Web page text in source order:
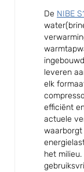
De NIBE
leveren
elk
efficiënt
actuele
het